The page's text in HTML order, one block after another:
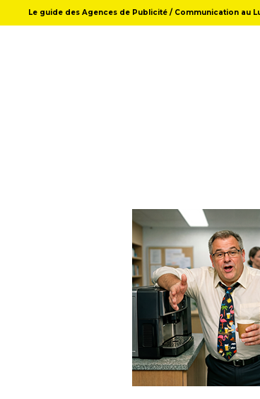
Le guide des Agences de Publicité / Communication au